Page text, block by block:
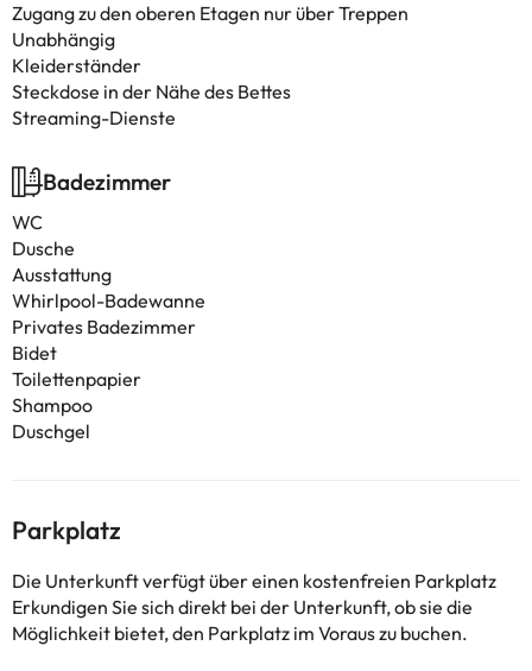
Zugang zu den oberen Etagen nur über Treppen
Unabhängig
Kleiderständer
Steckdose in der Nähe des Bettes
Streaming-Dienste
Badezimmer
WC
Dusche
Ausstattung
Whirlpool-Badewanne
Privates Badezimmer
Bidet
Toilettenpapier
Shampoo
Duschgel
Parkplatz
Die Unterkunft verfügt über einen kostenfreien Parkplatz
Erkundigen Sie sich direkt bei der Unterkunft, ob sie die
Möglichkeit bietet, den Parkplatz im Voraus zu buchen.